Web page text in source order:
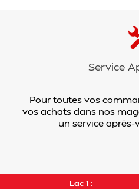
Service
Pour toutes vos
vos achats dans nos
un service après-
Lac 1 :